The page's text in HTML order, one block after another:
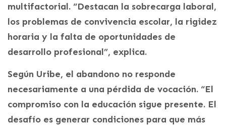
multifactorial. “Destacan la sobrecarga laboral,
los problemas de convivencia escolar, la rigidez
horaria y la falta de oportunidades de
desarrollo profesional”, explica.
Según Uribe, el abandono no responde
necesariamente a una pérdida de vocación. “El
compromiso con la educación sigue presente. El
desafío es generar condiciones para que más